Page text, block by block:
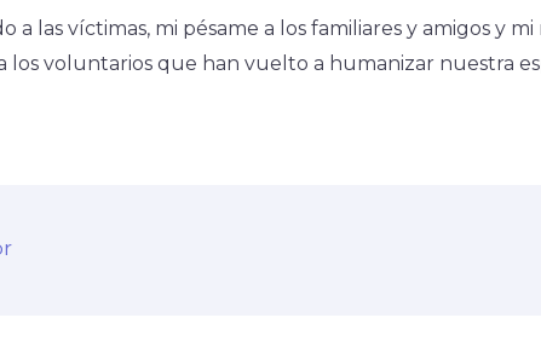
a las víctimas, mi pésame a los familiares y amigos y
los voluntarios que han vuelto a humanizar nuestra